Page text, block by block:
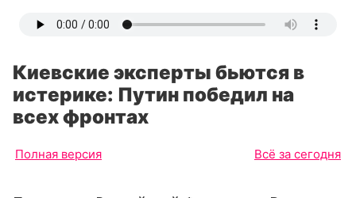
Киевские эксперты бьются в
истерике: Путин победил на
всех фронтах
Полная версия Всё за сегодня